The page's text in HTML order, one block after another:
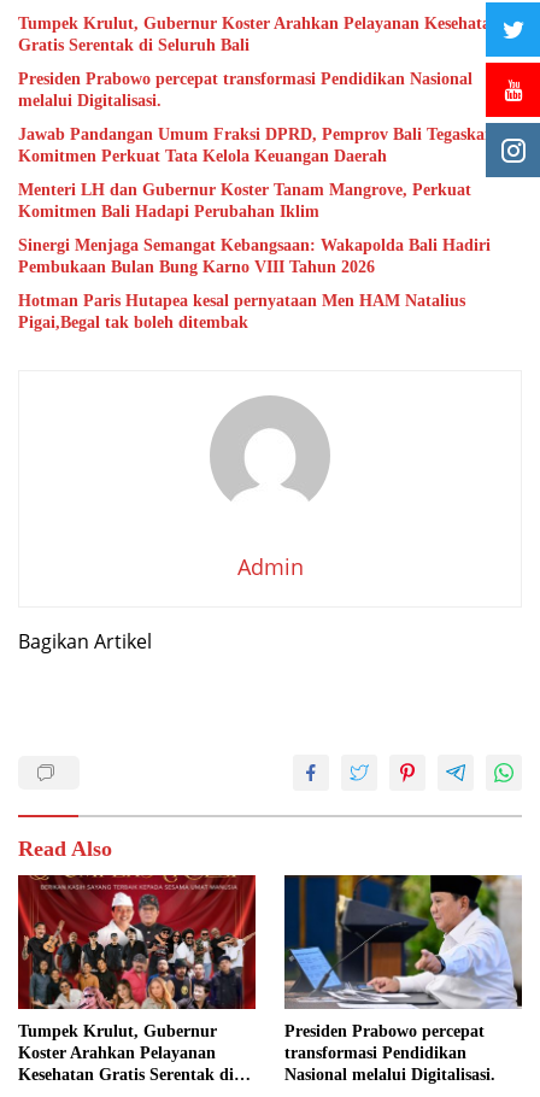
Tumpek Krulut, Gubernur Koster Arahkan Pelayanan Kesehatan
Gratis Serentak di Seluruh Bali
Presiden Prabowo percepat transformasi Pendidikan Nasional
melalui Digitalisasi.
Jawab Pandangan Umum Fraksi DPRD, Pemprov Bali Tegaskan
Komitmen Perkuat Tata Kelola Keuangan Daerah
Menteri LH dan Gubernur Koster Tanam Mangrove, Perkuat
Komitmen Bali Hadapi Perubahan Iklim
Sinergi Menjaga Semangat Kebangsaan: Wakapolda Bali Hadiri
Pembukaan Bulan Bung Karno VIII Tahun 2026
Hotman Paris Hutapea kesal pernyataan Men HAM Natalius
Pigai,Begal tak boleh ditembak
Admin
Bagikan Artikel
Read Also
Tumpek Krulut, Gubernur
Koster Arahkan Pelayanan
Kesehatan Gratis Serentak di
Presiden Prabowo percepat
transformasi Pendidikan
Nasional melalui Digitalisasi.